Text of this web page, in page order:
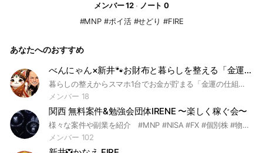
メンバー 12
ノート 0
#MNP #ポイ活 #せどり #FIRE
あなたへのおすすめ
べんにゃん×新井🐾お財布と暮らしを整える「金運の仕組み化」オプチャ
暮らしの整えからスマホ1台でお金が貯まる「金運の仕組み化」ができる
メンバー 18
関西 無料案件&勉強会団体IRENE 〜楽しく稼ぐ会〜
様々な案件や副業を紹介 #MNP #NISA #FX #個別株 #物販 #SNSマーケティング ＃不動産紹介 #アフィリエイト など、勉強会を通して社会に役立つ知恵を身につける団体です。
メンバー 102